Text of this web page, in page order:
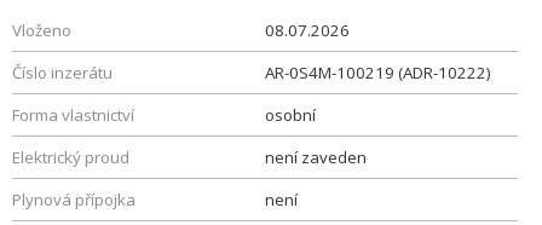
Vloženo
08.07.2026
Číslo inzerátu
AR-0S4M-100219 (ADR-10222)
Forma vlastnictví
osobní
Elektrický proud
není zaveden
Plynová přípojka
není